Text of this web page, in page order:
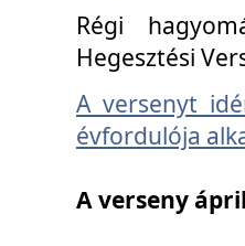
Régi
Hegesztési
A versenyt
évfordulója
A verseny